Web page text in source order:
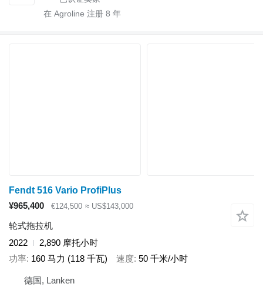
在 Agroline 注册 8 年
Fendt 516 Vario ProfiPlus
¥965,400
€124,500 ≈ US$143,000
轮式拖拉机
2022
2,890 摩托小时
功率 160 马力 (118 千瓦) 速度 50 千米/小时
德国, Lanken